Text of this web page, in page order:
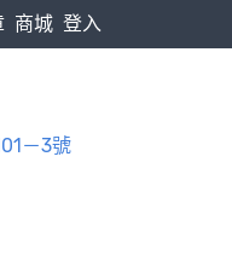
商城 登入
－3號